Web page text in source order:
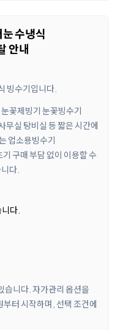
수냉식
안내
빙수기입니다.
꽃제빙기 눈꽃빙수기
무실 탕비실 등 짧은 시간에
업소용빙수기
구매 부담 없이 이용할 수
다.
다.
습니다. 자가관리 옵션을
터 시작하며, 선택 조건에